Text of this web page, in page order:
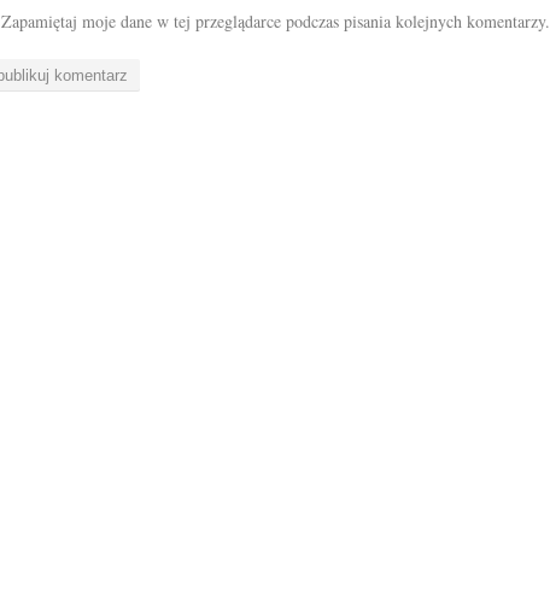
Zapamiętaj moje dane w tej przeglądarce podczas pisania kolejnych komentarzy.